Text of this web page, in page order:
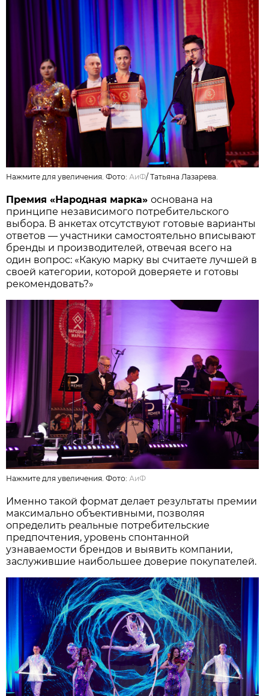
Нажмите для увеличения. Фото:АиФ/Татьяна Лазарева.
Премия «Народная марка»основана на
принципе независимого потребительского
выбора. В анкетах отсутствуют готовые варианты
ответов — участники самостоятельно вписывают
бренды и производителей, отвечая всего на
один вопрос: «Какую марку вы считаете лучшей в
своей категории, которой доверяете и готовы
рекомендовать?»
Нажмите для увеличения. Фото:АиФ
Именно такой формат делает результаты премии
максимально объективными, позволяя
определить реальные потребительские
предпочтения, уровень спонтанной
узнаваемости брендов и выявить компании,
заслужившие наибольшее доверие покупателей.